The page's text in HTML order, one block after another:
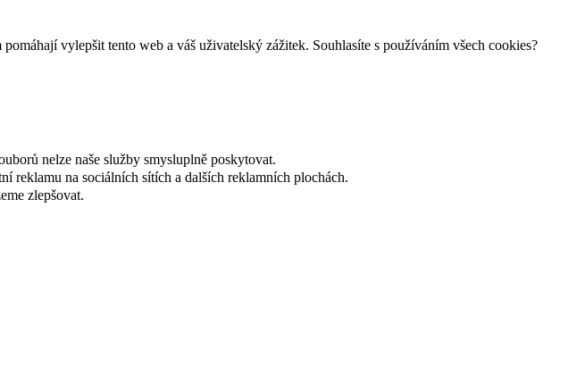
vylepšit tento web a váš uživatelský zážitek. Souhlasíte s používáním všech cookies?
nelze naše služby smysluplně poskytovat.
reklamu na sociálních sítích a dalších reklamních plochách.
zlepšovat.